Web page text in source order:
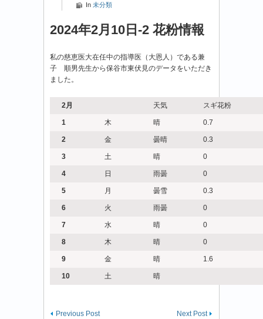
In 未分類
2024年2月10日-2 花粉情報
私の慈恵医大在任中の指導医（大恩人）である兼
子 順男先生から保谷市東伏見のデータをいただき
ました。
2 月 天気 スギ花粉
1 木 晴 0.7
2 金 曇晴 0.3
3 土 晴 0
4 日 雨曇 0
5 月 曇雪 0.3
6 火 雨曇 0
7 水 晴 0
8 木 晴 0
9 金 晴 1.6
10 土 晴
Next Post
Previous Post